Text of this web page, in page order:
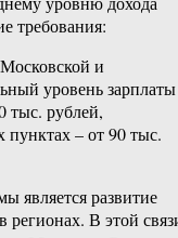
требования:
и
уровень зарплаты
тыс. рублей,
пунктах – от 90 тыс.
является развитие
В этой